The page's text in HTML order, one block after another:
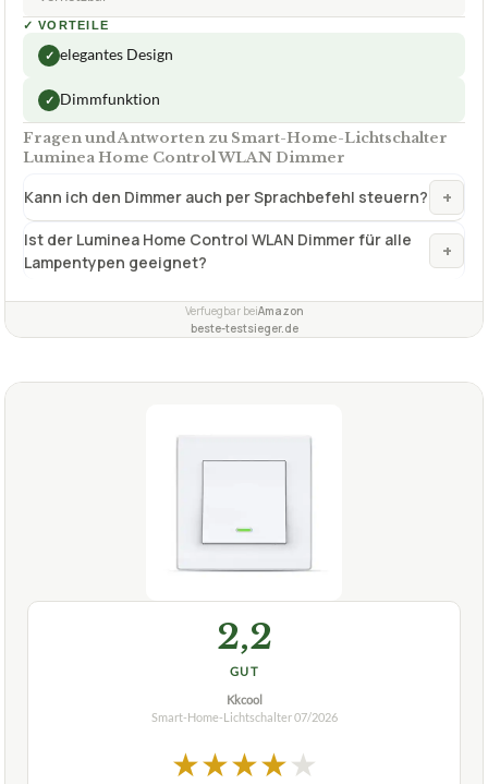
✓ VORTEILE
✓ elegantes Design
✓ Dimmfunktion
Fragen und Antworten zu Smart-Home-Lichtschalter
Luminea Home Control WLAN Dimmer
Kann ich den Dimmer auch per Sprachbefehl steuern? +
Ist der Luminea Home Control WLAN Dimmer für alle
Lampentypen geeignet?
+
Verfuegbar beiAmazon
beste-testsieger.de
2,2
GUT
Kkcool
Smart-Home-Lichtschalter07/2026
★★★★★